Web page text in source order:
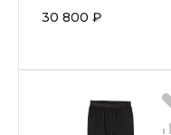
30 800 ₽